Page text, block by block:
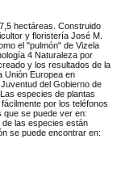
hectáreas. Construido
y floristería José M.
el "pulmón" de Vizela
4 Naturaleza por
y los resultados de la
Unión Europea en
del Gobierno de
especies de plantas
por los teléfonos
que se puede ver en:
las especies están
se puede encontrar en: